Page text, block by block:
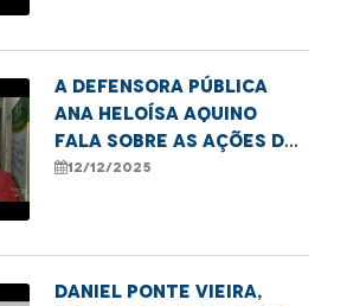
tecnologia.
A defensora pública
Ana Heloísa Aquino
fala sobre as ações de
combate ao sub-
12/12/2025
Daniel Ponte Vieira,